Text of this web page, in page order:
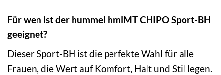
Für wen ist der hummel hmlMT CHIPO Sport-BH
geeignet?
Dieser Sport-BH ist die perfekte Wahl für alle
Frauen, die Wert auf Komfort, Halt und Stil legen.